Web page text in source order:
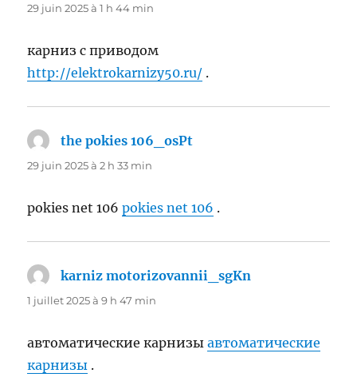
29 juin 2025 à 1 h 44 min
карниз с приводом
http://elektrokarnizy50.ru/ .
the pokies 106_osPt
29 juin 2025 à 2 h 33 min
pokies net 106pokies net 106 .
karniz motorizovannii_sgKn
1 juillet 2025 à 9 h 47 min
автоматические карнизыавтоматические
карнизы .